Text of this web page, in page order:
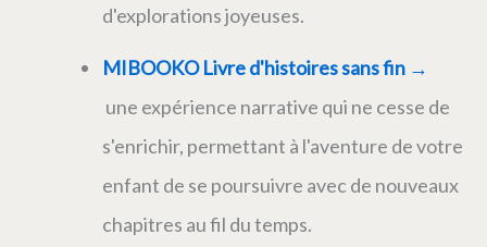
d'explorations joyeuses.
MIBOOKO Livre d'histoires sans fin →
une expérience narrative qui ne cesse de
s'enrichir, permettant à l'aventure de votre
enfant de se poursuivre avec de nouveaux
chapitres au fil du temps.